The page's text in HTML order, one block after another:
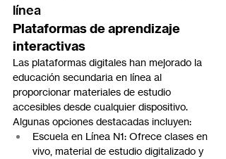
línea
Plataformas de aprendizaje
interactivas
Las plataformas digitales han mejorado la
educación secundaria en línea al
proporcionar materiales de estudio
accesibles desde cualquier dispositivo.
Algunas opciones destacadas incluyen:
Escuela en Línea N1: Ofrece clases en
vivo, material de estudio digitalizado y